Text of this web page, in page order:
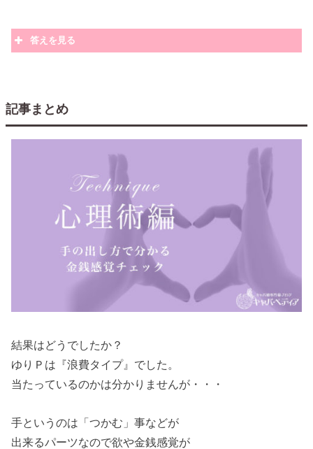
答えを見る
記事まとめ
結果はどうでしたか？
ゆりＰは『浪費タイプ』でした。
当たっているのかは分かりませんが・・・
手というのは「つかむ」事などが
出来るパーツなので欲や金銭感覚が